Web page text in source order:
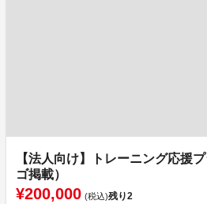
【法人向け】トレーニング応援
ゴ掲載）
¥200,000 (税込)残り2